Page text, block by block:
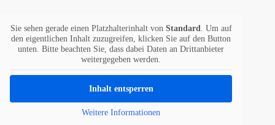
Sie sehen gerade einen Platzhalterinhalt von Standard
. Um auf
den eigentlichen Inhalt zuzugreifen, klicken Sie auf den Button
unten. Bitte beachten Sie, dass dabei Daten an Drittanbieter
weitergegeben werden.
Inhalt entsperren
Weitere Informationen